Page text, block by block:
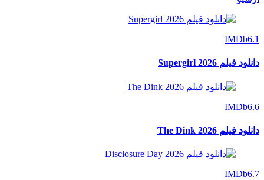
IMDb6.1
دانلود فیلم Supergirl 2026
IMDb6.6
دانلود فیلم The Dink 2026
IMDb6.7